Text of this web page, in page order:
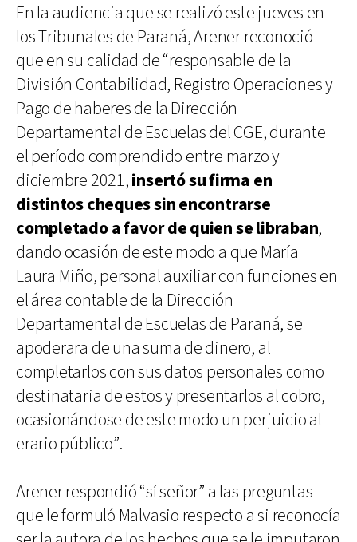
En la audiencia que se realizó este jueves en
los Tribunales de Paraná, Arener reconoció
que en su calidad de “responsable de la
División Contabilidad, Registro Operaciones y
Pago de haberes de la Dirección
Departamental de Escuelas del CGE, durante
el período comprendido entre marzo y
diciembre 2021,insertó su firma en
distintos cheques sin encontrarse
completado a favor de quien se libraban,
dando ocasión de este modo a que María
Laura Miño, personal auxiliar con funciones en
el área contable de la Dirección
Departamental de Escuelas de Paraná, se
apoderara de una suma de dinero, al
completarlos con sus datos personales como
destinataria de estos y presentarlos al cobro,
ocasionándose de este modo un perjuicio al
erario público”.
Arener respondió “sí señor” a las preguntas
que le formuló Malvasio respecto a si reconocía